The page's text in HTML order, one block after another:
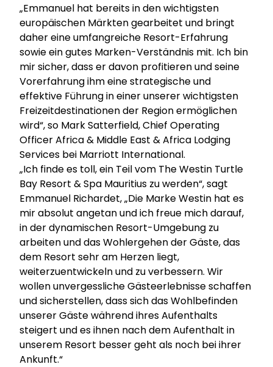
„Emmanuel hat bereits in den wichtigsten
europäischen Märkten gearbeitet und bringt
daher eine umfangreiche Resort-Erfahrung
sowie ein gutes Marken-Verständnis mit. Ich bin
mir sicher, dass er davon profitieren und seine
Vorerfahrung ihm eine strategische und
effektive Führung in einer unserer wichtigsten
Freizeitdestinationen der Region ermöglichen
wird“, so Mark Satterfield, Chief Operating
Officer Africa & Middle East & Africa Lodging
Services bei Marriott International.
„Ich finde es toll, ein Teil vom The Westin Turtle
Bay Resort & Spa Mauritius zu werden“, sagt
Emmanuel Richardet, „Die Marke Westin hat es
mir absolut angetan und ich freue mich darauf,
in der dynamischen Resort-Umgebung zu
arbeiten und das Wohlergehen der Gäste, das
dem Resort sehr am Herzen liegt,
weiterzuentwickeln und zu verbessern. Wir
wollen unvergessliche Gästeerlebnisse schaffen
und sicherstellen, dass sich das Wohlbefinden
unserer Gäste während ihres Aufenthalts
steigert und es ihnen nach dem Aufenthalt in
unserem Resort besser geht als noch bei ihrer
Ankunft.“